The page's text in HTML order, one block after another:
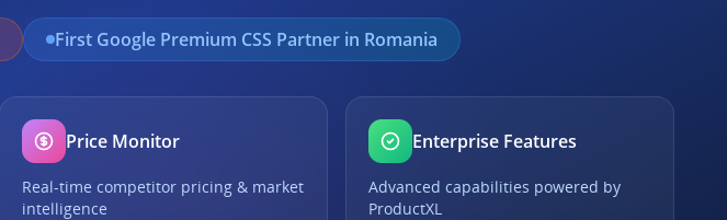
First Google Premium CSS Partner in Romania
Price Monitor
Real-time competitor pricing & market
intelligence
Enterprise Features
Advanced capabilities powered by
ProductXL